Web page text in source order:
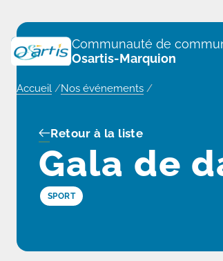
Communauté de
Osartis-Marquion
Accueil /Nos événements /
Gala de
Retour à la liste
SPORT